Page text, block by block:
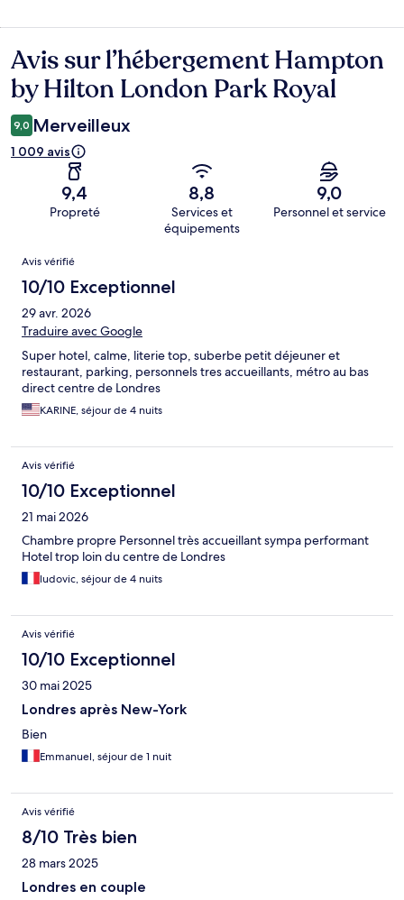
Avis
Avis sur l’hébergement Hampton
by Hilton London Park Royal
9,0 Merveilleux
1 009 avis
9,4
Propreté
8,8
Services et
équipements
9,0
Personnel et service
Avis
Avis vérifié
10/10 Exceptionnel
29 avr. 2026
Traduire avec Google
Super hotel, calme, literie top, suberbe petit déjeuner et
restaurant, parking, personnels tres accueillants, métro au bas
direct centre de Londres
KARINE, séjour de 4 nuits
Avis vérifié
10/10 Exceptionnel
21 mai 2026
Chambre propre Personnel très accueillant sympa performant
Hotel trop loin du centre de Londres
ludovic, séjour de 4 nuits
Avis vérifié
10/10 Exceptionnel
30 mai 2025
Londres après New-York
Bien
Emmanuel, séjour de 1 nuit
Avis vérifié
8/10 Très bien
28 mars 2025
Londres en couple